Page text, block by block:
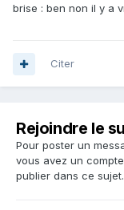
brise : ben non il y a
Citer
Rejoindre le
Pour poster un
vous avez un
publier dans ce sujet.